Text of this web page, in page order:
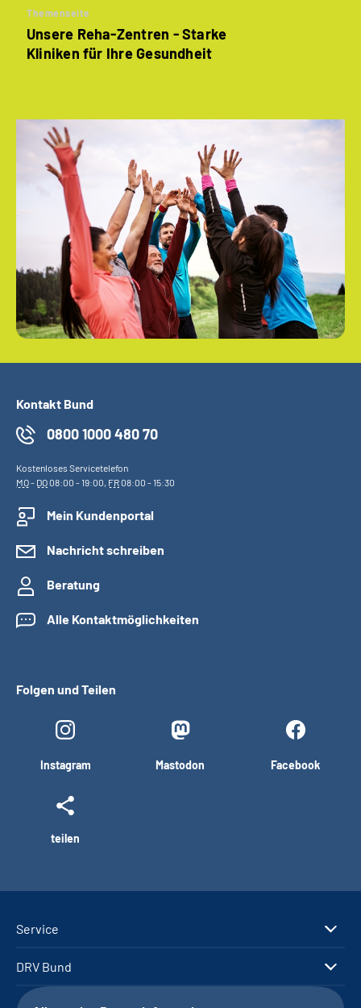
Themenseite
Unsere Reha-Zentren - Starke
Kliniken für Ihre Gesundheit
Kontakt Bund
0800 1000 480 70
Kostenloses Servicetelefon
MO- DO08:00 - 19:00, FR08:00 - 15:30
Mein Kundenportal
Nachricht schreiben
Beratung
Alle Kontaktmöglichkeiten
Folgen und Teilen
Instagram Mastodon Facebook
teilen
Service
DRV Bund